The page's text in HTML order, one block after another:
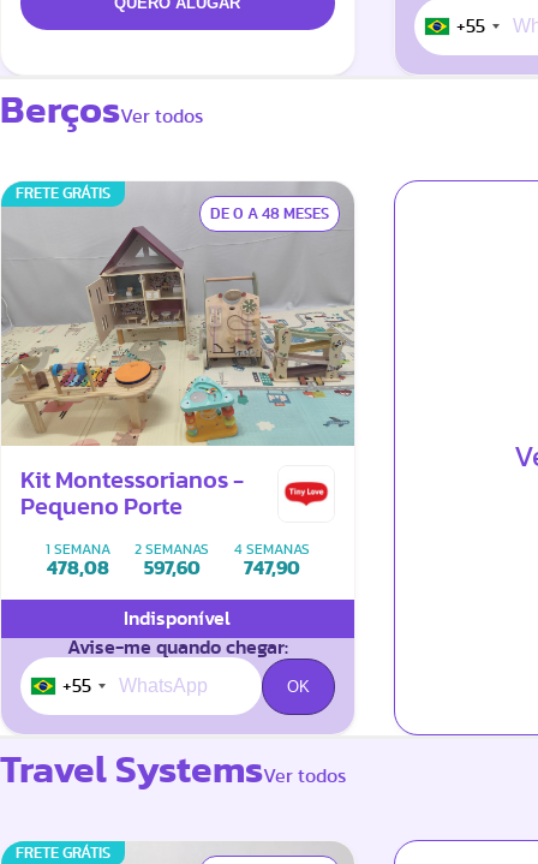
+55
BerçosVer todos
FRETE GRÁTIS
DE 0 A 48 MESES
Kit Montessorianos -
Pequeno Porte
1 SEMANA
478,08
2 SEMANAS
597,60
4 SEMANAS
747,90
Indisponível
Avise-me quando chegar:
+55
Travel SystemsVer todos
FRETE GRÁTIS